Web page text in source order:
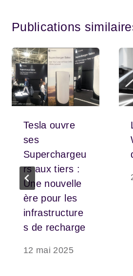
Publications
Tesla ouvre
ses
Superchargeu
rs aux tiers :
Une nouvelle
ère pour les
infrastructure
s de recharge
12 mai 2025